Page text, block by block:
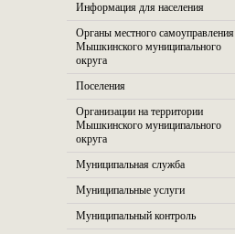
Информация для населения
Органы местного самоуправления
Мышкинского муниципального
округа
Поселения
Организации на территории
Мышкинского муниципального
округа
Муниципальная служба
Муниципальные услуги
Муниципальный контроль